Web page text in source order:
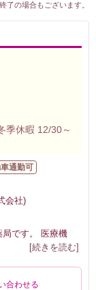
了の場合もございます。
季休暇 12/30～
通勤可
会社)
です。 医療機
[続きを読む]
合わせる